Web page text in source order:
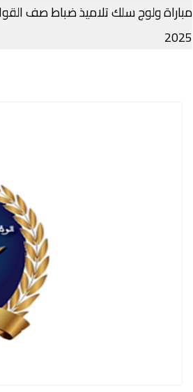
مباراة ولوج سلك تلاميذ ضباط صف
2025